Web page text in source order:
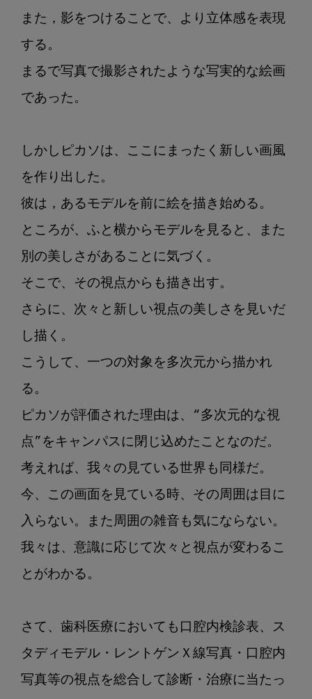
また，影をつけることで、より立体感を表現
する。
まるで写真で撮影されたような写実的な絵画
であった。
しかしピカソは、ここにまったく新しい画風
を作り出した。
彼は，あるモデルを前に絵を描き始める。
ところが、ふと横からモデルを見ると、また
別の美しさがあることに気づく。
そこで、その視点からも描き出す。
さらに、次々と新しい視点の美しさを見いだ
し描く。
こうして、一つの対象を多次元から描かれ
る。
ピカソが評価された理由は、“多次元的な視
点”をキャンパスに閉じ込めたことなのだ。
考えれば、我々の見ている世界も同様だ。
今、この画面を見ている時、その周囲は目に
入らない。また周囲の雑音も気にならない。
我々は、意識に応じて次々と視点が変わるこ
とがわかる。
さて、歯科医療においても口腔内検診表、ス
タディモデル・レントゲンＸ線写真・口腔内
写真等の視点を総合して診断・治療に当たっ